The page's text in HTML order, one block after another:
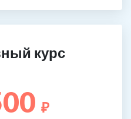
курс
₽